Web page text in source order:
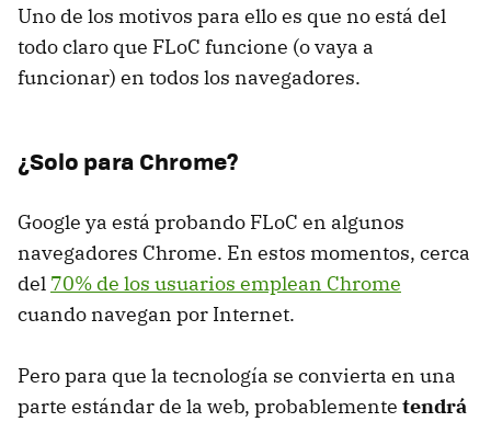
Uno de los motivos para ello es que no está del
todo claro que FLoC funcione (o vaya a
funcionar) en todos los navegadores.
¿Solo para Chrome?
Google ya está probando FLoC en algunos
navegadores Chrome. En estos momentos, cerca
del 70% de los usuarios emplean Chrome
cuando navegan por Internet.
Pero para que la tecnología se convierta en una
parte estándar de la web, probablemente tendrá